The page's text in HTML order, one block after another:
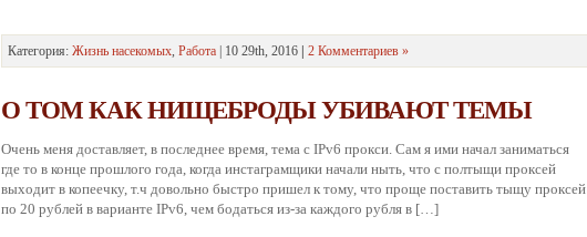
Категория: Жизнь насекомых, Работа | 10 29th, 2016 2 Комментариев »
О ТОМ КАК НИЩЕБРОДЫ УБИВАЮТ ТЕМЫ
Очень меня доставляет, в последнее время, тема с IPv6 прокси. Сам я ими начал заниматься
где то в конце прошлого года, когда инстаграмщики начали ныть, что с полтыщи проксей
выходит в копеечку, т.ч довольно быстро пришел к тому, что проще поставить тыщу проксей
по 20 рублей в варианте IPv6, чем бодаться из-за каждого рубля в […]